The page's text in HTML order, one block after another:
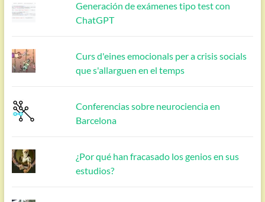
Generación de exámenes tipo test con
ChatGPT
Curs d'eines emocionals per a crisis socials
que s'allarguen en el temps
Conferencias sobre neurociencia en
Barcelona
¿Por qué han fracasado los genios en sus
estudios?